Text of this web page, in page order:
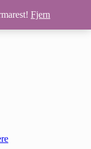
Fjern